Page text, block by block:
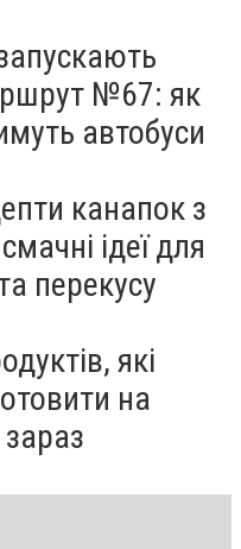
№67: як
автобуси
канапок з
ідеї для
перекусу
які
на